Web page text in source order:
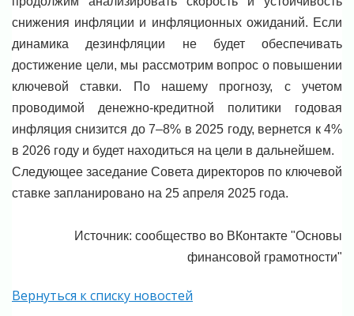
снижения инфляции и инфляционных ожиданий. Если
динамика дезинфляции не будет обеспечивать
достижение цели, мы рассмотрим вопрос о повышении
ключевой ставки. По нашему прогнозу, с учетом
проводимой денежно-кредитной политики годовая
инфляция снизится до 7–8% в 2025 году, вернется к 4%
в 2026 году и будет находиться на цели в дальнейшем.
Следующее заседание Совета директоров по ключевой
ставке запланировано на 25 апреля 2025 года.
Источник: сообщество во ВКонтакте "Основы
финансовой грамотности"
Вернуться к списку новостей